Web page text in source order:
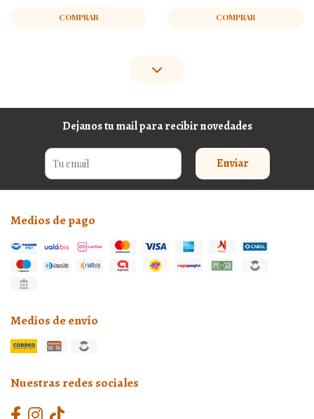
COMPRAR COMPRAR
Dejanos tu mail para recibir novedades
Enviar
Medios de pago
Medios de envío
Nuestras redes sociales